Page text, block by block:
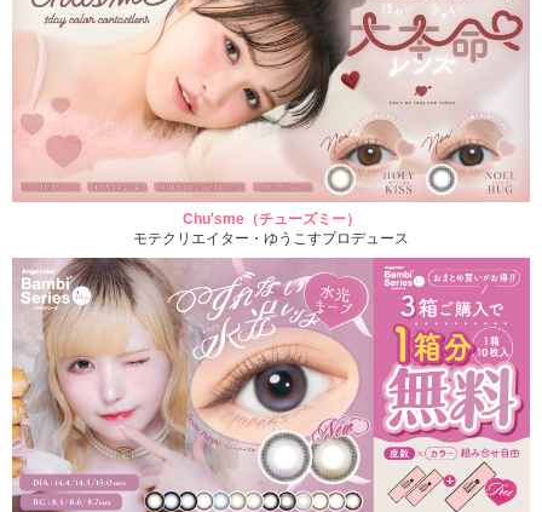
Chu'sme（チューズミー）
モテクリエイター・ゆうこすプロデュース